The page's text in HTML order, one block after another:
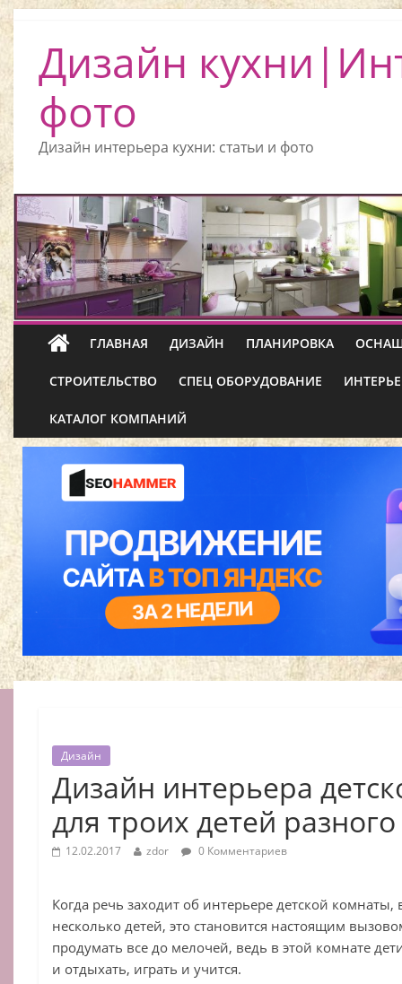
Дизайн
фото
Дизайн интерьера кухни: статьи и фото
ГЛАВНАЯ ДИЗАЙН ПЛАНИРОВКА
СТРОИТЕЛЬСТВО СПЕЦ ОБОРУДОВАНИЕ
КАТАЛОГ КОМПАНИЙ
Дизайн
Дизайн интерьера
для троих детей
12.02.2017 zdor 0 Комментариев
Когда речь заходит об интерьере детской комнаты,
несколько детей, это становится настоящим
продумать все до мелочей, ведь в этой комнате
и отдыхать, играть и учится.